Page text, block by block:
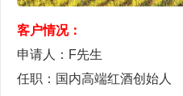
客户情况：
申请人：F先生
任职：国内高端红酒创始人